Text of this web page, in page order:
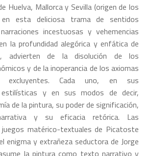
Huelva, Mallorca y Sevilla (origen de los
esta deliciosa trama de sentidos
incestuosas y vehemencias
la profundidad alegórica y enfática de
advierten de la disolución de los
y de la inoperancia de los axiomas
excluyentes. Cada uno, en sus
estilísticas y en sus modos de decir,
de la pintura, su poder de significación,
y su eficacia retórica. Las
matérico-textuales de Picatoste
enigma y extrañeza seductora de Jorge
la pintura como texto narrativo y